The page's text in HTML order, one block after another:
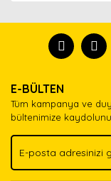
formunu
Görüş ve
Ürün
Ürün
Ürün fiyatı
Bu ürüne
E-BÜLTEN
Tüm kampanya ve
bültenimize